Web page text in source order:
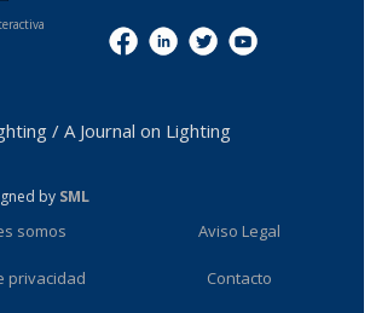
/ A Journal on Lighting
by SML
somos Aviso Legal
privacidad Contacto